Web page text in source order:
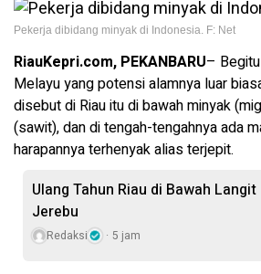
Pekerja dibidang minyak di Indonesia. F: Net
RiauKepri.com, PEKANBARU–
Melayu yang potensi alamnya luar
disebut di Riau itu di bawah minyak
(sawit), dan di tengah-tengahnya ada
harapannya terhenyak alias terjepit.
Ulang Tahun Riau di Bawah Langit
Jerebu
Redaksi 5 jam